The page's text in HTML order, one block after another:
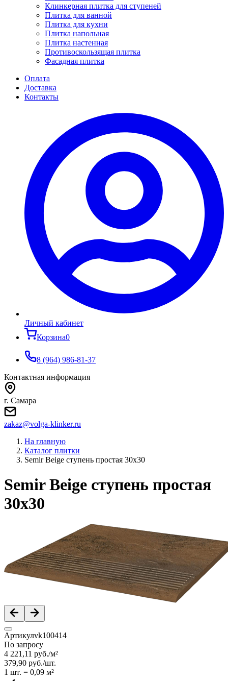
Клинкерная плитка для ступеней
Плитка для ванной
Плитка для кухни
Плитка напольная
Плитка настенная
Противоскользящая плитка
Фасадная плитка
Оплата
Доставка
Контакты
Личный кабинет
Корзина0
8 (964) 986-81-37
Контактная информация
г. Самара
zakaz@volga-klinker.ru
На главную
Каталог плитки
Semir Beige ступень простая 30x30
Semir Beige ступень простая
30x30
Артикулvk100414
По запросу
4 221,11 руб./м²
379,90 руб./шт.
1 шт. = 0,09 м²